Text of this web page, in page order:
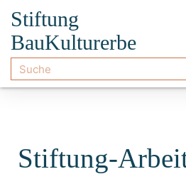
Stiftung
BauKulturerbe
Stiftung-